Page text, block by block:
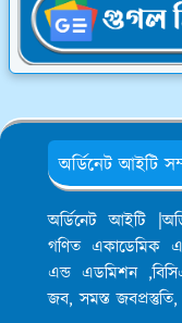
অর্ডিনেট আইটি
অর্ডিনেট আইটি
গণিত একাডেমিক
এন্ড এডমিশন
জব, সমস্ত জবপ্রস্তুতি,